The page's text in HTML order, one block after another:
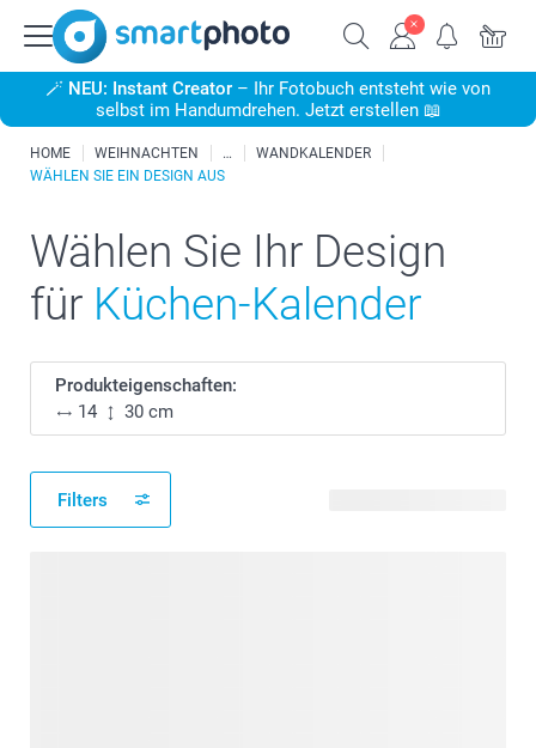
🪄 NEU: Instant Creator – Ihr Fotobuch entsteht wie von
selbst im Handumdrehen. Jetzt erstellen 📖
HOME WEIHNACHTEN
WANDKALENDER
WÄHLEN SIE EIN DESIGN AUS
Wählen Sie Ihr Design
für Küchen-Kalender
Produkteigenschaften:
14
30 cm
Filters